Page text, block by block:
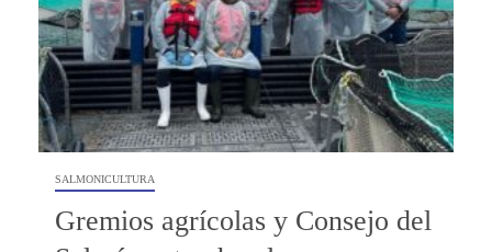
SALMONICULTURA
Gremios agrícolas y Consejo del